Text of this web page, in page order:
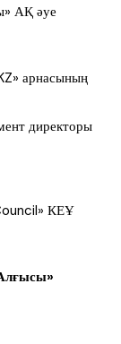
АҚ әуе
арнасының
директоры
КЕҰ